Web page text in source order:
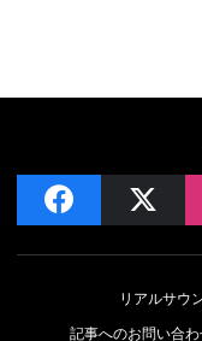
facebook
リアルサウ
記事へのお問い合